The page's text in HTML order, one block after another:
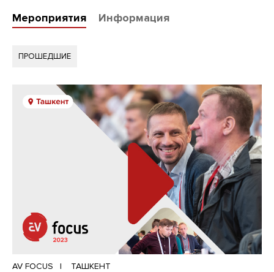
Мероприятия Информация
ПРОШЕДШИЕ
AV FOCUS ТАШКЕНТ